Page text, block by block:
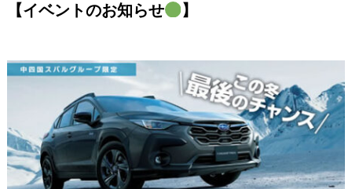
【イベントのお知らせ 】